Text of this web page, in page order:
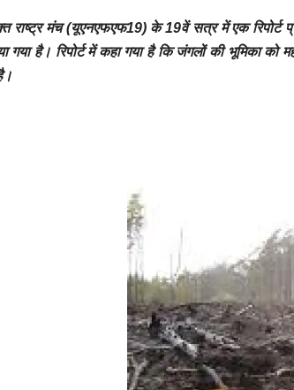
राष्ट्र मंच (यूएनएफएफ19) के 19वें सत्र में एक रिपोर्ट
गया है। रिपोर्ट में कहा गया है कि जंगलों की भूमिका को